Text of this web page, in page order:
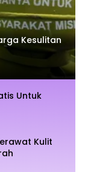
Kesulitan
Untuk
Kulit